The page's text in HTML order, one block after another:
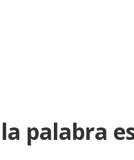
palabra